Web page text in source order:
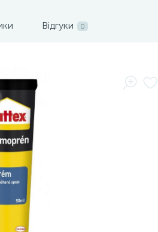
Відгуки 0